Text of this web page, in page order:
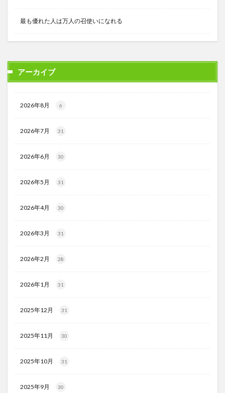
最も優れた人は万人の召使いになれる
アーカイブ
2026年8月 6
2026年7月 31
2026年6月 30
2026年5月 31
2026年4月 30
2026年3月 31
2026年2月 28
2026年1月 31
2025年12月 31
2025年11月 30
2025年10月 31
2025年9月 30